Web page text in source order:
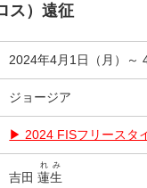
ス）遠征
2024年4月1日（月）～
ジョージア
▶ 2024 FISフリースタ
吉田蓮生
れみ